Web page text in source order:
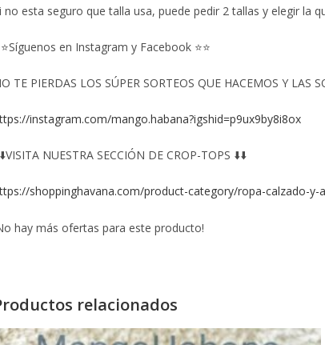
no esta seguro que talla usa, puede pedir 2 tallas y elegir la
en Instagram y Facebook ⭐⭐
TE PIERDAS LOS SÚPER SORTEOS QUE HACEMOS Y LAS
instagram.com/mango.habana?igshid=p9ux9by8i8ox
NUESTRA SECCIÓN DE CROP-TOPS ⬇️⬇️
shoppinghavana.com/product-category/ropa-calzado-
hay más ofertas para este producto!
relacionados